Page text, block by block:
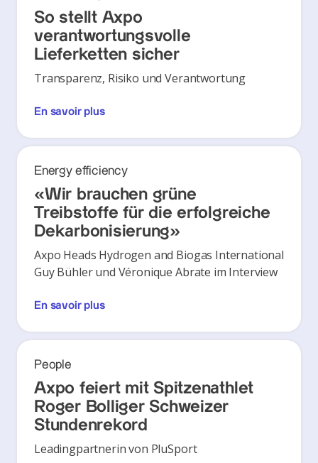
So stellt Axpo
verantwortungsvolle
Lieferketten sicher
Transparenz, Risiko und Verantwortung
En savoir plus
Energy efficiency
«Wir brauchen grüne
Treibstoffe für die erfolgreiche
Dekarbonisierung»
Axpo Heads Hydrogen and Biogas International
Guy Bühler und Véronique Abrate im Interview
En savoir plus
People
Axpo feiert mit Spitzenathlet
Roger Bolliger Schweizer
Stundenrekord
Leadingpartnerin von PluSport